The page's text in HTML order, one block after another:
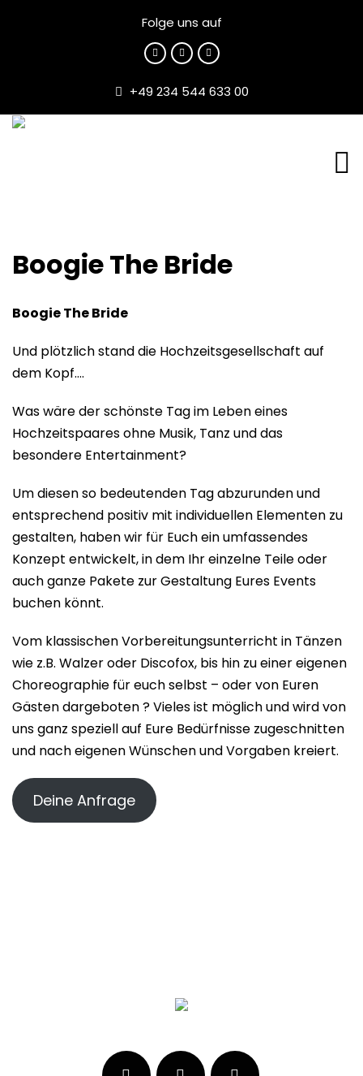
Folge uns auf
+49 234 544 633 00
Boogie The Bride
Boogie The Bride
Und plötzlich stand die Hochzeitsgesellschaft auf
dem Kopf….
Was wäre der schönste Tag im Leben eines
Hochzeitspaares ohne Musik, Tanz und das
besondere Entertainment?
Um diesen so bedeutenden Tag abzurunden und
entsprechend positiv mit individuellen Elementen zu
gestalten, haben wir für Euch ein umfassendes
Konzept entwickelt, in dem Ihr einzelne Teile oder
auch ganze Pakete zur Gestaltung Eures Events
buchen könnt.
Vom klassischen Vorbereitungsunterricht in Tänzen
wie z.B. Walzer oder Discofox, bis hin zu einer eigenen
Choreographie für euch selbst – oder von Euren
Gästen dargeboten ? Vieles ist möglich und wird von
uns ganz speziell auf Eure Bedürfnisse zugeschnitten
und nach eigenen Wünschen und Vorgaben kreiert.
Deine Anfrage